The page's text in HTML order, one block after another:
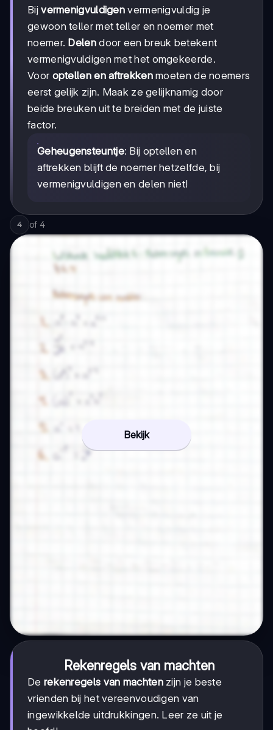
Bijvermenigvuldigen vermenigvuldig je
gewoon teller met teller en noemer met
noemer. Delendoor een breuk betekent
vermenigvuldigen met het omgekeerde.
Voor optellen en aftrekkenmoeten de noemers
eerst gelijk zijn. Maak ze gelijknamig door
beide breuken uit te breiden met de juiste
factor.
Geheugensteuntje: Bij optellen en
aftrekken blijft de noemer hetzelfde, bij
vermenigvuldigen en delen niet!
4 of 4
Bekijk
Rekenregels van machten
De rekenregels van machtenzijn je beste
vrienden bij het vereenvoudigen van
ingewikkelde uitdrukkingen. Leer ze uit je